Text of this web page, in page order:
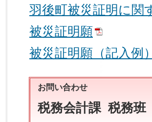
羽後町被災証明に関
被災証明願
被災証明願（記入例）
お問い合わせ
税務会計課 税務班